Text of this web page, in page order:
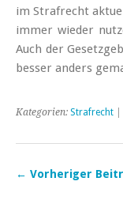
im Strafrecht
immer wieder
Auch der
besser anders
Kategorien: Strafrecht
← Vorheriger